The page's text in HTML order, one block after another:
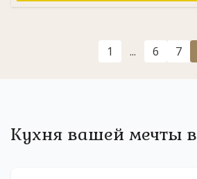
1 ... 6 7
Кухня вашей мечты в